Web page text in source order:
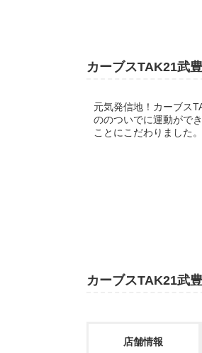
カーブスTAK21武
元気発信地！カーブス
ののついでに運動がで
ことにこだわりました
カーブスTAK21武
店舗情報